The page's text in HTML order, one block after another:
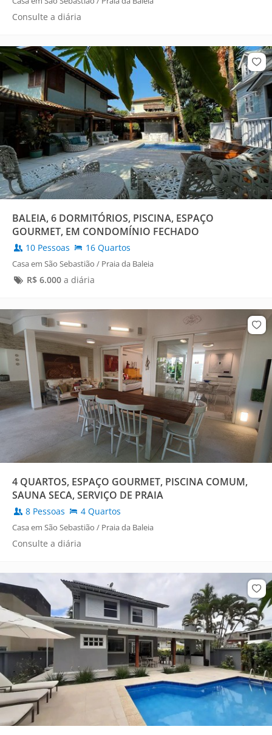
Consulte a diária
BALEIA, 6 DORMITÓRIOS, PISCINA, ESPAÇO
GOURMET, EM CONDOMÍNIO FECHADO
10 Pessoas 16 Quartos
Casa em São Sebastião / Praia da Baleia
R$ 6.000a diária
4 QUARTOS, ESPAÇO GOURMET, PISCINA COMUM,
SAUNA SECA, SERVIÇO DE PRAIA
8 Pessoas 4 Quartos
Casa em São Sebastião / Praia da Baleia
Consulte a diária